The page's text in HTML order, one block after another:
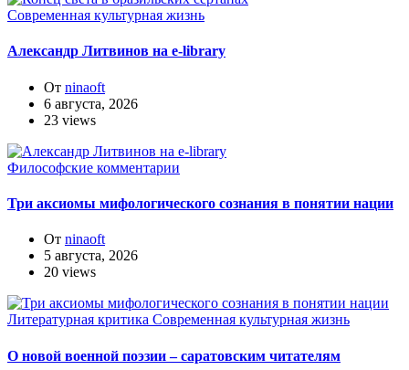
Современная культурная жизнь
Александр Литвинов на e-library
От ninaoft
6 августа, 2026
23 views
Философские комментарии
Три аксиомы мифологического сознания в понятии нации
От ninaoft
5 августа, 2026
20 views
Литературная критика Современная культурная жизнь
О новой военной поэзии – саратовским читателям